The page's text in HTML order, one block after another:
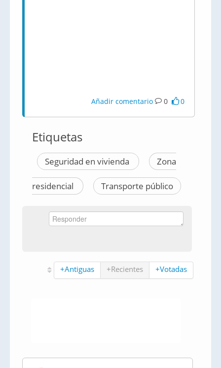
Añadir comentario 0 0
Etiquetas
Seguridad en vivienda Zona
residencial Transporte público
+Antiguas +Recientes +Votadas